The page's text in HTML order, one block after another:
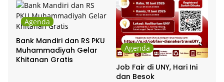
Agenda
Bank Mandiri dan RS PKU
Muhammadiyah Gelar
Khitanan Gratis
Agenda
Job Fair di UNY, Hari Ini
dan Besok